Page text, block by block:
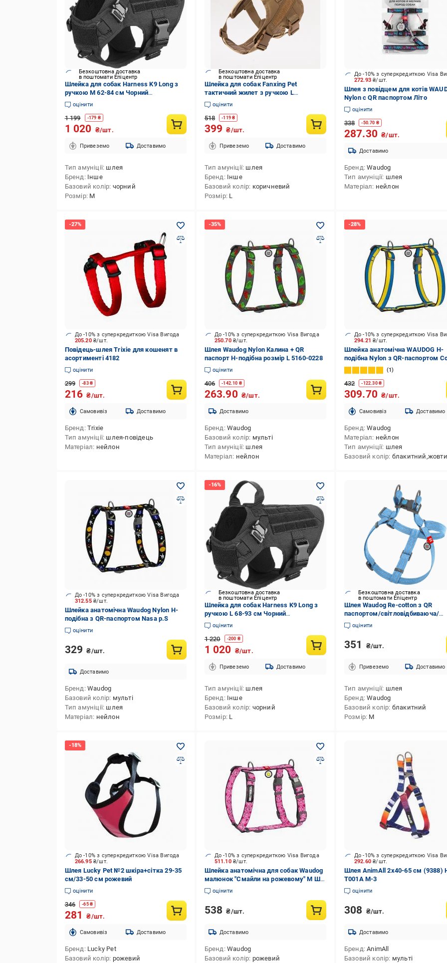
Безкоштовна доставка
в поштомати Епіцентр
Шлейка для собак Harness K9 Long з
ручкою М 62-84 см Чорний
(1738893518)
оцінити
1 199 -179 ₴
1 020 ₴/шт.
Привеземо Доставимо
Тип амуніції шлея
Бренд Інше
Базовий колір чорний
Розмір M
Безкоштовна доставка
в поштомати Епіцентр
Шлейка для собак Fanxing Pet
тактичний жилет з ручкою L
Коричневий
оцінити
518 -119 ₴
399 ₴/шт.
Привеземо Доставимо
Тип амуніції шлея
Бренд Інше
Базовий колір коричневий
Розмір L
272.93₴/шт.
До -10% з суперкредиткою Visa
Шлея з повідцем для котів
Nylon c QR паспортом Літо
оцінити
338 -50.70 ₴
287.30 ₴/шт.
Доставимо
Бренд Waudog
Тип амуніції шлея
Матеріал нейлон
205.20 ₴/шт.
До -10% з суперкредиткою Visa Вигода
Повідець-шлея Trixie для кошенят в
асортименті 4182
оцінити
299 -83₴
216 ₴/шт.
Cамовивіз Доставимо
Бренд Trixie
Тип амуніції шлея-повідець
Матеріал нейлон
250.70₴/шт.
До -10% з суперкредиткою Visa Вигода
Шлея Waudog Nylon Калина + QR
паспорт H-подібна розмір L 5160-0228
оцінити
406 -142.10 ₴
263.90 ₴/шт.
Доставимо
Бренд Waudog
Базовий колір мульті
Тип амуніції шлея
Матеріал нейлон
294.21₴/шт.
До -10% з суперкредиткою Visa
Шлейка анатомічна WAUDOG Н-
подібна Nylon з QR-паспортом
of freedom М
1
432 -122.30₴
309.70 ₴/шт.
Cамовивіз Доставимо
Бренд Waudog
Матеріал нейлон
Тип амуніції шлея
Базовий колір
312.55 ₴/шт.
До -10% з суперкредиткою Visa Вигода
Шлейка анатомічна Waudog Nylon H-
подібна з QR-паспортом Nasa р.S
оцінити
329 ₴/шт.
Доставимо
Бренд Waudog
Базовий колір мульті
Тип амуніції шлея
Матеріал нейлон
Безкоштовна доставка
в поштомати Епіцентр
Шлейка для собак Harness K9 Long з
ручкою L 68-93 см Чорний
(2066163558)
оцінити
1 220 -200 ₴
1 020 ₴/шт.
Привеземо Доставимо
Тип амуніції шлея
Бренд Інше
Базовий колір чорний
Розмір L
Безкоштовна доставка
в поштомати Епіцентр
Шлея Waudog Re-cotton з QR
паспортом/світловідбиваюча/
пластиковим фастексом M 20 мм
50-80 см Блакитний (03322 Col)
оцінити
351 ₴/шт.
Привеземо Доставимо
Тип амуніції шлея
Бренд Waudog
Базовий колір блакитний
Розмір M
266.95 ₴/шт.
До -10% з суперкредиткою Visa Вигода
Шлея Lucky Pet №2 шкіра+сітка 29-35
см/33-50 см рожевий
оцінити
346 -65₴
281 ₴/шт.
Cамовивіз Доставимо
Бренд Lucky Pet
Базовий колір рожевий
511.10₴/шт.
До -10% з суперкредиткою Visa Вигода
Шлейка анатомічна для собак Waudog
малюнок "Смайли на рожевому" M Ш
20 мм A 38-60 см B 45-60 см
оцінити
538 ₴/шт.
Доставимо
Бренд Waudog
Базовий колір рожевий
292.60₴/шт.
До -10% з суперкредиткою Visa
Шлея AnimAll 2x40-65 см (9388)
T001A M-3
оцінити
308 ₴/шт.
Доставимо
Бренд AnimAll
Базовий колір мульті